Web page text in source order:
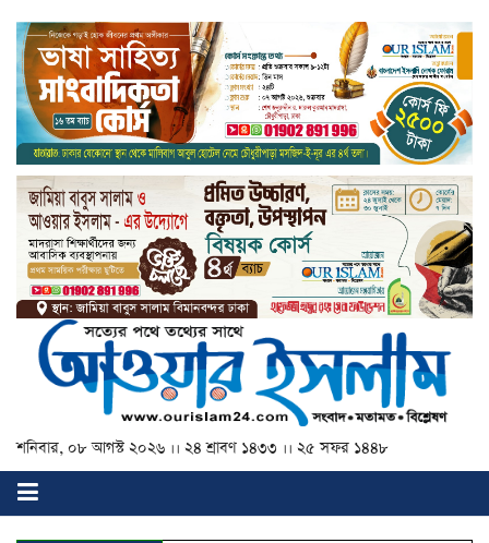
শনিবার, ০৮ আগস্ট ২০২৬ ।। ২৪ শ্রাবণ ১৪৩৩ ।। ২৫ সফর ১৪৪৮